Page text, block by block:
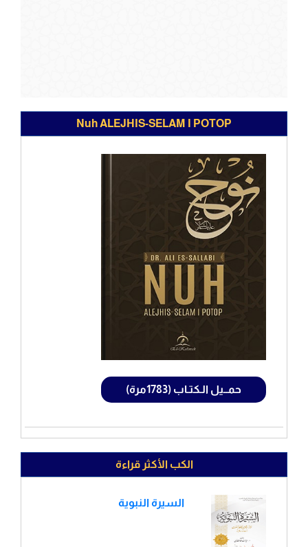
Nuh ALEJHIS-SELAM I POTOP
حمــيل الـكتـاب (1783مرة)
الكب الأكثر قراءة
السيرة النبوية